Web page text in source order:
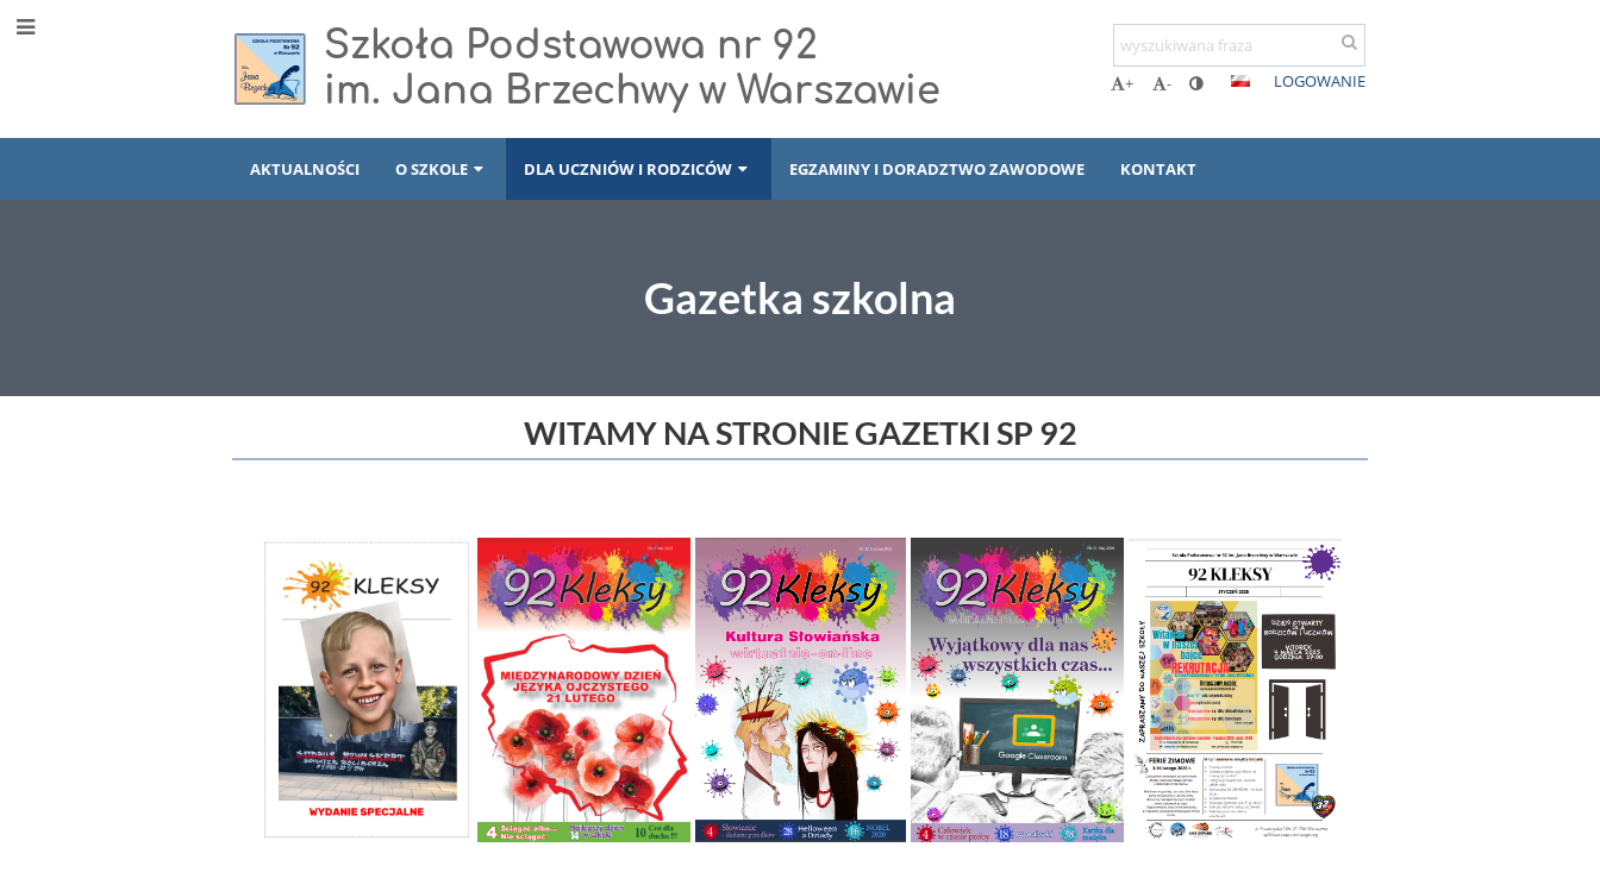
Szkoła Podstawowa nr 92
im. Jana Brzechwy w Warszawie
+ - LOGOWANIE
AKTUALNOŚCI O SZKOLE DLA UCZNIÓW I RODZICÓW EGZAMINY I DORADZTWO ZAWODOWE KONTAKT
Gazetka szkolna
WITAMY NA STRONIE GAZETKI SP 92